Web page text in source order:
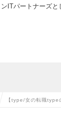
ITパートナーズと
【type/女の転職type